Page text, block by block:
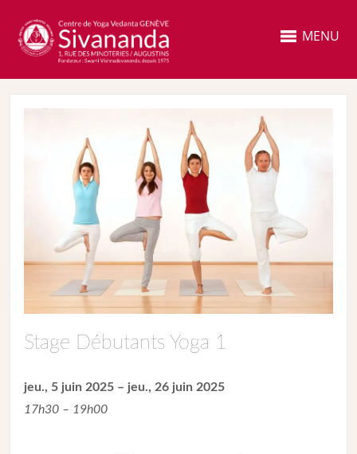
MENU
Stage Débutants Yoga 1
jeu., 5 juin 2025 – jeu., 26 juin 2025
17h30 – 19h00